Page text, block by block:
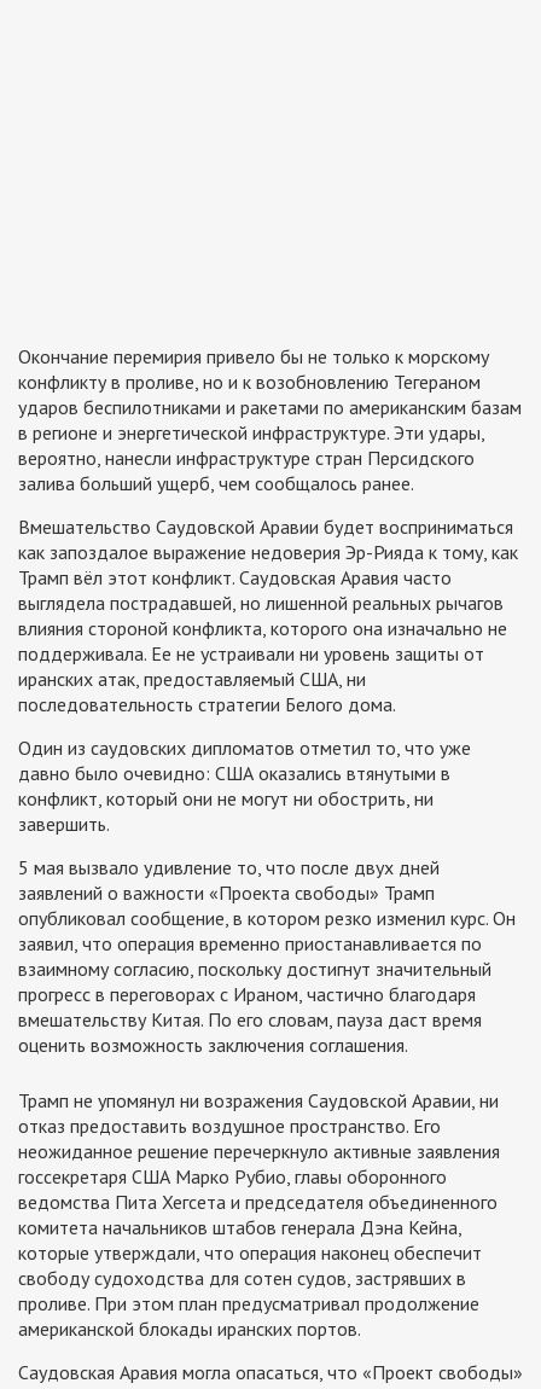
Окончание перемирия привело бы не только к морскому
конфликту в проливе, но и к возобновлению Тегераном
ударов беспилотниками и ракетами по американским базам
в регионе и энергетической инфраструктуре. Эти удары,
вероятно, нанесли инфраструктуре стран Персидского
залива больший ущерб, чем сообщалось ранее.
Вмешательство Саудовской Аравии будет восприниматься
как запоздалое выражение недоверия Эр-Рияда к тому, как
Трамп вёл этот конфликт. Саудовская Аравия часто
выглядела пострадавшей, но лишенной реальных рычагов
влияния стороной конфликта, которого она изначально не
поддерживала. Ее не устраивали ни уровень защиты от
иранских атак, предоставляемый США, ни
последовательность стратегии Белого дома.
Один из саудовских дипломатов отметил то, что уже
давно было очевидно: США оказались втянутыми в
конфликт, который они не могут ни обострить, ни
завершить.
5 мая вызвало удивление то, что после двух дней
заявлений о важности «Проекта свободы» Трамп
опубликовал сообщение, в котором резко изменил курс. Он
заявил, что операция временно приостанавливается по
взаимному согласию, поскольку достигнут значительный
прогресс в переговорах с Ираном, частично благодаря
вмешательству Китая. По его словам, пауза даст время
оценить возможность заключения соглашения.
Трамп не упомянул ни возражения Саудовской Аравии, ни
отказ предоставить воздушное пространство. Его
неожиданное решение перечеркнуло активные заявления
госсекретаря США Марко Рубио, главы оборонного
ведомства Пита Хегсета и председателя объединенного
комитета начальников штабов генерала Дэна Кейна,
которые утверждали, что операция наконец обеспечит
свободу судоходства для сотен судов, застрявших в
проливе. При этом план предусматривал продолжение
американской блокады иранских портов.
Саудовская Аравия могла опасаться, что «Проект свободы»